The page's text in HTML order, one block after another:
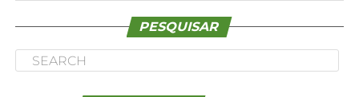
PESQUISAR